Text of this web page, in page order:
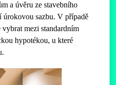
a úvěru ze stavebního
úrokovou sazbu. V případě
mezi standardním
hypotékou, u které